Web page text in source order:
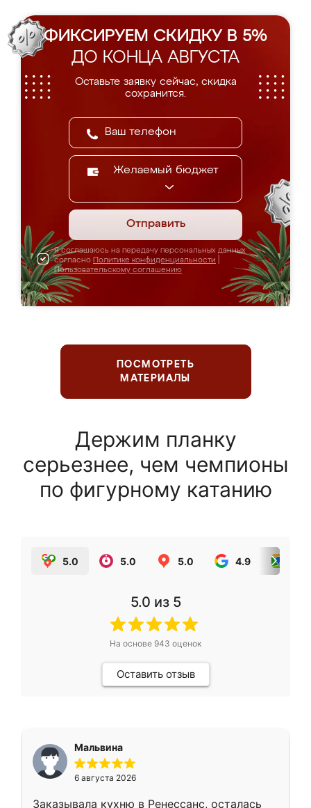
ФИКСИРУЕМ СКИДКУ В 5%
ДО КОНЦА АВГУСТА
Оставьте заявку сейчас, скидка
сохранится.
Желаемый бюджет
Отправить
Я соглашаюсь на передачу персональных данных
согласно Политике конфиденциальности
Пользовательскому соглашению
ПОСМОТРЕТЬ
МАТЕРИАЛЫ
Держим планку
серьезнее, чем чемпионы
по фигурному катанию
5.0 5.0 5.0 4.9
5.0 из 5
На основе 943 оценок
Оставить отзыв
Мальвина
6 августа 2026
Заказывала кухню в Ренессанс, осталась